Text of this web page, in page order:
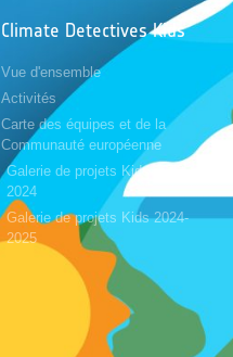
Climate Detectives Kids
Vue d'ensemble
Activités
Carte des équipes et de la
Communauté européenne
Galerie de projets Kids 2023-
2024
Galerie de projets Kids 2024-
2025